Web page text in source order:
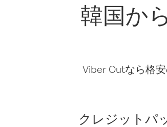
韓国か
Viber Outなら格
クレジットパ